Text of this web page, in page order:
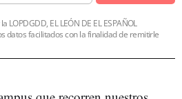
LOPDGDD, EL LEÓN DE EL ESPAÑOL
datos facilitados con la finalidad de remitirle